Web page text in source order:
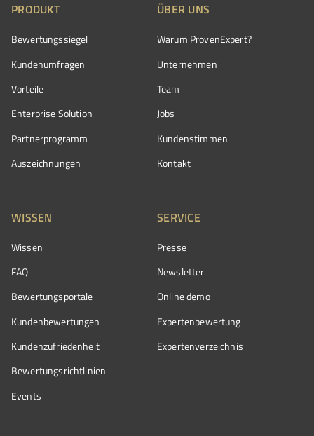
PRODUKT
Bewertungssiegel
Kundenumfragen
Vorteile
Enterprise Solution
Partnerprogramm
Auszeichnungen
ÜBER UNS
Warum ProvenExpert?
Unternehmen
Team
Jobs
Kundenstimmen
Kontakt
WISSEN
Wissen
FAQ
Bewertungsportale
Kundenbewertungen
Kundenzufriedenheit
Bewertungs­richtlinien
Events
SERVICE
Presse
Newsletter
Online demo
Expertenbewertung
Expertenverzeichnis